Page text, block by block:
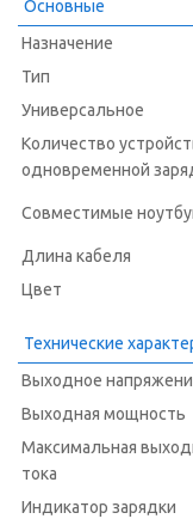
Основные
Назначение
Тип
Универсальное
Количество
одновременной
Совместимые
Длина кабеля
Цвет
Технические
Выходное
Выходная мощность
Максимальная
тока
Индикатор зарядки